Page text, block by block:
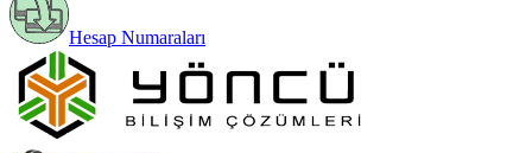
Hesap Numaraları